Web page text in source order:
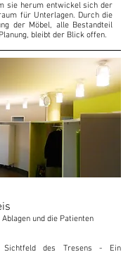
sie herum entwickel sich der
für Unterlagen. Durch die
der Möbel, alle Bestandteil
bleibt der Blick offen.
und die Patienten
Sichtfeld des Tresens - Ein